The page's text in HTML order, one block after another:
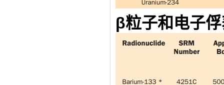
β粒子和电子